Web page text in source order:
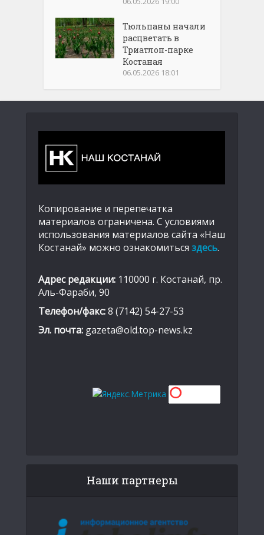
Тюльпаны начали
расцветать в
Триатлон-парке
Костаная
06.05.2026 18:01
Копирование и перепечатка
материалов ограничена. С условиями
использования материалов сайта «Наш
Костанай» можно ознакомиться здесь.
Адрес редакции: 110000 г. Костанай, пр.
Аль-Фараби, 90
Телефон/факс:8 (7142) 54-27-53
Эл. почта: gazeta@old.top-news.kz
Наши партнеры